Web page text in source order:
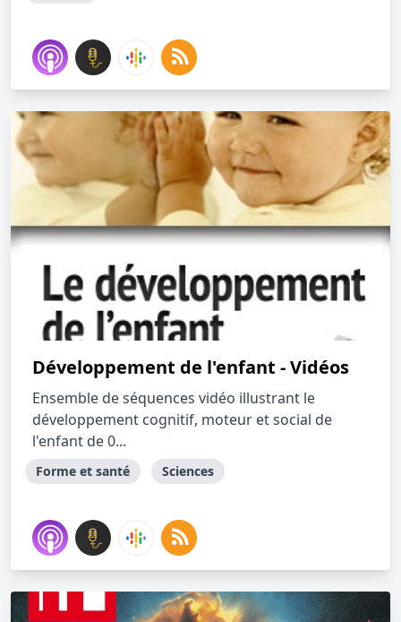
Développement de l'enfant - Vidéos
Ensemble de séquences vidéo illustrant le
développement cognitif, moteur et social de
l'enfant de 0...
Forme et santé Sciences